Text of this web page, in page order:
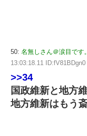
50: 名無しさん＠涙目です
13:03:18.11 ID:fV81BDgn0
>>34
国政維新と地方
地方維新はもう